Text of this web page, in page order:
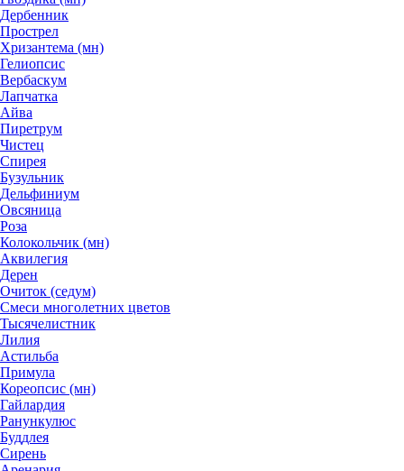
Дербенник
Прострел
Хризантема (мн)
Гелиопсис
Вербаскум
Лапчатка
Айва
Пиретрум
Чистец
Спирея
Бузульник
Дельфиниум
Овсяница
Роза
Колокольчик (мн)
Аквилегия
Дерен
Очиток (седум)
Смеси многолетних цветов
Тысячелистник
Лилия
Астильба
Примула
Кореопсис (мн)
Гайлардия
Ранункулюс
Буддлея
Сирень